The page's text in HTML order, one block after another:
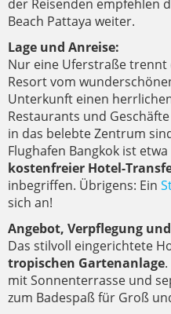
der Reisenden empfehlen
Beach Pattaya weiter.
Lage und Anreise:
Nur eine Uferstraße trennt
Resort vom
Unterkunft einen
Restaurants und
in das belebte Zentrum
Flughafen Bangkok ist
kostenfreier Hotel-
inbegriffen. Übrigens: Ein
sich an!
Angebot, Verpflegung
Das stilvoll eingerichtete
tropischen Gartenanlage
mit Sonnenterrasse und
zum Badespaß für Groß